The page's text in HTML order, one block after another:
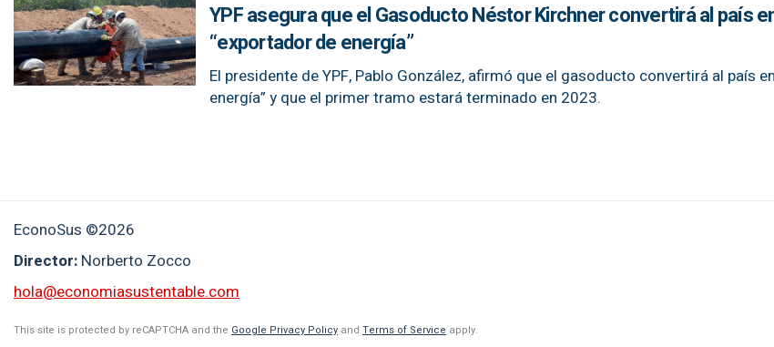
YPF asegura que el Gasoducto Néstor Kirchner convertirá al país
“exportador de energía”
El presidente de YPF, Pablo González, afirmó que el gasoducto convertirá al país
energía” y que el primer tramo estará terminado en 2023.
EconoSus ©2026
Director: Norberto Zocco
hola@economiasustentable.com
This site is protected by reCAPTCHA and the Google Privacy Policy and Terms of Service apply.